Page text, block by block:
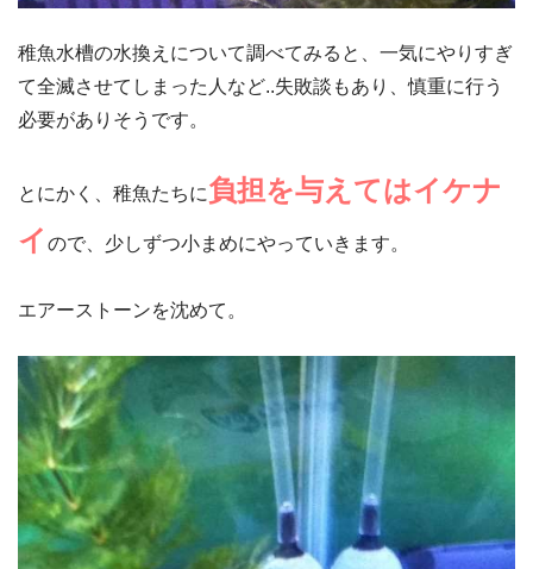
稚魚水槽の水換えについて調べてみると、一気にやりすぎ
て全滅させてしまった人など..失敗談もあり、慎重に行う
必要がありそうです。
とにかく、稚魚たちに負担を与えてはイケナ
イ ので、少しずつ小まめにやっていきます。
エアーストーンを沈めて。